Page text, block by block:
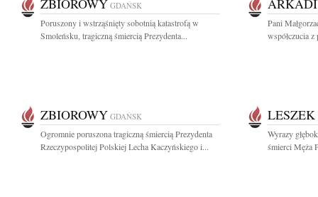
ZBIOROWY GDAŃSK
Poruszony i wstrząśnięty sobotnią katastrofą w
Smoleńsku, tragiczną śmiercią Prezydenta...
Pani
współczucia
ZBIOROWY GDAŃSK
Ogromnie poruszona tragiczną śmiercią Prezydenta
Rzeczypospolitej Polskiej Lecha Kaczyńskiego i...
Wyrazy
śmierci Męża